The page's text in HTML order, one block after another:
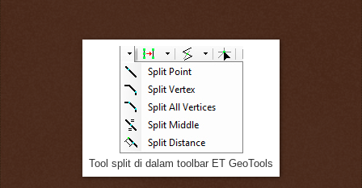
Tool split di dalam toolbar ET GeoTools